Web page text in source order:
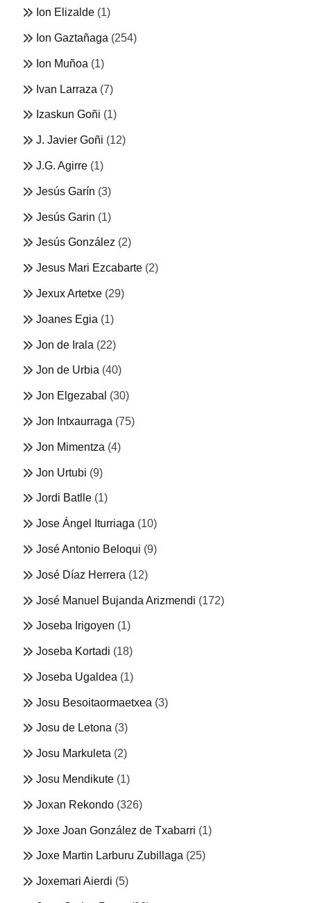
Ion Elizalde (1)
Ion Gaztañaga (254)
Ion Muñoa (1)
Ivan Larraza (7)
Izaskun Goñi (1)
J. Javier Goñi (12)
J.G. Agirre (1)
Jesús Garín (3)
Jesús Garin (1)
Jesús González (2)
Jesus Mari Ezcabarte (2)
Jexux Artetxe (29)
Joanes Egia (1)
Jon de Irala (22)
Jon de Urbia (40)
Jon Elgezabal (30)
Jon Intxaurraga (75)
Jon Mimentza (4)
Jon Urtubi (9)
Jordi Batlle (1)
Jose Ángel Iturriaga (10)
José Antonio Beloqui (9)
José Díaz Herrera (12)
José Manuel Bujanda Arizmendi (172)
Joseba Irigoyen (1)
Joseba Kortadi (18)
Joseba Ugaldea (1)
Josu Besoitaormaetxea (3)
Josu de Letona (3)
Josu Markuleta (2)
Josu Mendikute (1)
Joxan Rekondo (326)
Joxe Joan González de Txabarri (1)
Joxe Martin Larburu Zubillaga (25)
Joxemari Aierdi (5)